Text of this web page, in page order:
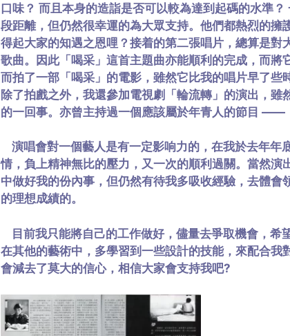
口味？ 而且本身的造詣是否可以較為達到起碼的水準
段距離，但仍然很幸運的為大眾支持。他們都熱烈的
得起大家的知遇之恩哩？接着的第二張唱片，總算是
歌曲。因此「喝采」這首主題曲亦能順利的完成，而
而拍了一部「喝采」的電影，雖然它比我的唱片早了些
除了拍戲之外，我還參加電視劇「輪流轉」的演出，
的一回事。亦曾主持過一個應該屬於年青人的節目 ——
演唱會對一個藝人是有一定影响力的，在我於去年年
情，負上精神無比的壓力，又一次的順利過關。當然
中做好我的份內事，但仍然有待我多吸收經驗，去體
的理想成績的。
目前我只能將自己的工作做好，儘量去爭取機會，希
在其他的藝術中，多學習到一些設計的技能，來配合
會減去了莫大的信心，相信大家